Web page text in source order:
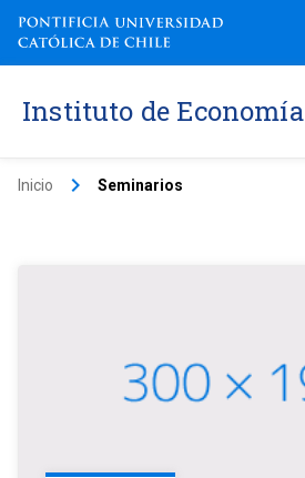
Instituto de Economía
Inicio keyboard_arrow_right Seminarios